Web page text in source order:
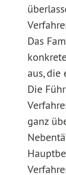
Das
aus, die
Die
ganz